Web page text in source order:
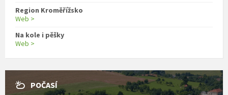
Region Kroměřížsko
Web >
Na kole i pěšky
Web >
POČASÍ